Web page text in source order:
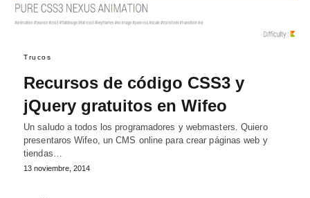
Trucos
Recursos de código CSS3 y
jQuery gratuitos en Wifeo
Un saludo a todos los programadores y webmasters. Quiero
presentaros Wifeo, un CMS online para crear páginas web y
tiendas…
13 noviembre, 2014